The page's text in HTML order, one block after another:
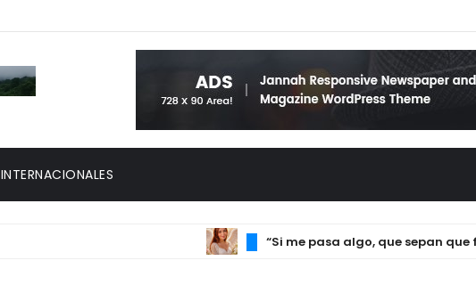
INTERNACIONALES
“Si me pasa algo, que sepan que